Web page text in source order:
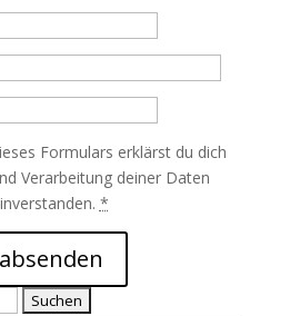
Formulars erklärst du dich
Verarbeitung deiner Daten
*